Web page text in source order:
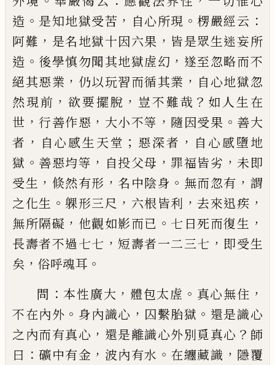
造 。 是知地獄受苦 ， 自心所現 。 楞嚴經云 ：
阿難 ， 是名地獄十因六果 ， 皆是眾生迷妄所
造 。 後學慎勿聞其地獄虗幻 ， 遂至忽略而不
絕其惡業 ， 仍以玩習而循其業 ， 自心地獄忽
然現前 ，欲要擺脫 ， 豈不難哉 ？ 如人生在
世 ，行善作惡 ， 大小不等 ， 隨因受果 。 善大
者 ， 自心感生天堂 ； 惡深者 ， 自心感墮地
獄 。 善惡均等 ， 自投父母 ， 罪福皆劣 ， 未即
受生 ， 倐然有形 ，名中陰身 。 無而忽有 ， 謂
之化生 。 躶形三尺 ， 六根皆利 ，去來迅疾 ，
無所隔礙 ， 他觀如影而已 。 七日死而復生 ，
長壽者不過七七 ，短壽者一二三七 ， 即受生
矣 ， 俗呼魂耳 。
問 ：本性廣大 ， 體包太虗 。 真心無住 ，
不在內外 。 身內識心 ， 囚繫胎獄 。 還是識心
之內而有真心 ， 還是離識心外別覓真心 ？ 師
曰 ： 礦中有金 ， 波內有水 。 在纏藏識 ， 隱覆